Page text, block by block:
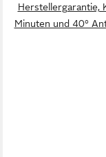
Herstellergarantie,
Minuten und 40°